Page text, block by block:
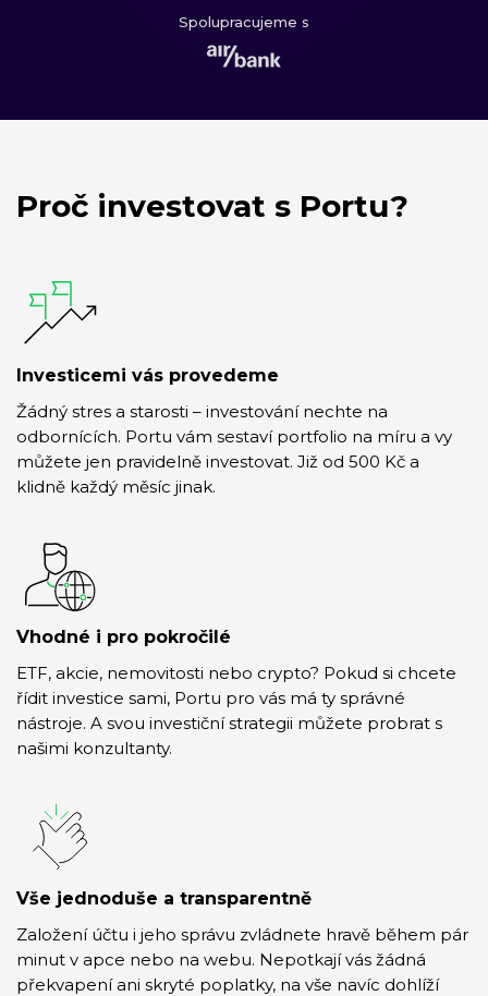
Spolupracujeme s
Proč investovat s Portu?
Investicemi vás provedeme
Žádný stres a starosti – investování nechte na
odbornících. Portu vám sestaví portfolio na míru a vy
můžete jen pravidelně investovat. Již od 500 Kč a
klidně každý měsíc jinak.
Vhodné i pro pokročilé
ETF, akcie, nemovitosti nebo crypto? Pokud si chcete
řídit investice sami, Portu pro vás má ty správné
nástroje. A svou investiční strategii můžete probrat s
našimi konzultanty.
Vše jednoduše a transparentně
Založení účtu i jeho správu zvládnete hravě během pár
minut v apce nebo na webu. Nepotkají vás žádná
překvapení ani skryté poplatky, na vše navíc dohlíží